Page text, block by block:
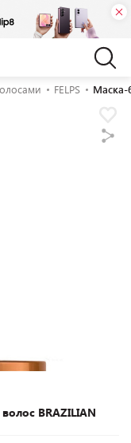
FELPS Маска-
BRAZILIAN